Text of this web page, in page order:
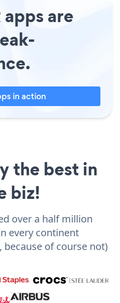
are
in action
the best in
biz!
over a half million
every continent
because of course not)